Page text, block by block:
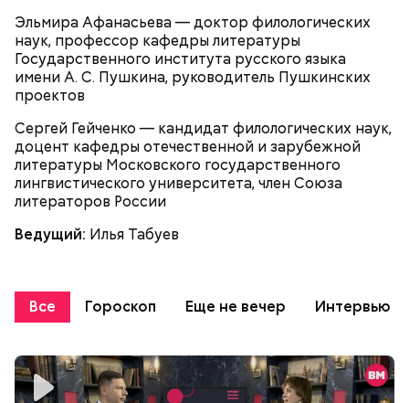
Эльмира Афанасьева — доктор филологических
наук, профессор кафедры литературы
Государственного института русского языка
имени А. С. Пушкина, руководитель Пушкинских
проектов
Сергей Гейченко — кандидат филологических наук,
доцент кафедры отечественной и зарубежной
литературы Московского государственного
лингвистического университета, член Союза
литераторов России
Ведущий: Илья Табуев
Все Гороскоп Еще не вечер Интервью